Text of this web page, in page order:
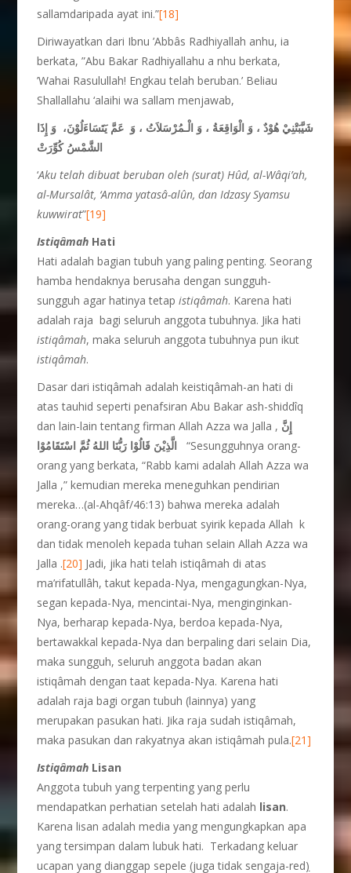
sallamdaripada ayat ini.”[18]
Diriwayatkan dari Ibnu ’Abbâs Radhiyallah anhu, ia
berkata, ”Abu Bakar Radhiyallahu a nhu berkata,
’Wahai Rasulullah! Engkau telah beruban.’ Beliau
Shallallahu ‘alaihi wa sallam menjawab,
شَيَّبَتْنِيْ هُوْدٌ ، وَ الْوَاقِعَةُ ، وَ الْـمُرْسَلاَتُ ، وَ عَمَّ يَتَسَاءَلُوْنَ، وَ إِذَا
الشَّمْسُ كُوِّرَتْ
‘Aku telah dibuat beruban oleh (surat) Hûd, al-Wâqi’ah,
al-Mursalât, ‘Amma yatasâ-alûn, dan Idzasy Syamsu
kuwwirat”[19]
Istiqâmah Hati
Hati adalah bagian tubuh yang paling penting. Seorang
hamba hendaknya berusaha dengan sungguh-
sungguh agar hatinya tetapistiqâmah. Karena hati
adalah raja bagi seluruh anggota tubuhnya. Jika hati
istiqâmah, maka seluruh anggota tubuhnya pun ikut
istiqâmah.
Dasar dari istiqâmah adalah keistiqâmah-an hati di
atas tauhid seperti penafsiran Abu Bakar ash-shiddîq
dan lain-lain tentang firman Allah Azza wa Jalla , إِنَّ
الَّذِيْنَ قَالُوْا رَبُّنَا اللهُ ثُمَّ اسْتَقَامُوْا “Sesungguhnya orang-
orang yang berkata, “Rabb kami adalah Allah Azza wa
Jalla ,” kemudian mereka meneguhkan pendirian
mereka…(al-Ahqâf/46:13) bahwa mereka adalah
orang-orang yang tidak berbuat syirik kepada Allah k
dan tidak menoleh kepada tuhan selain Allah Azza wa
Jalla .[20] Jadi, jika hati telah istiqâmah di atas
ma’rifatullâh, takut kepada-Nya, mengagungkan-Nya,
segan kepada-Nya, mencintai-Nya, menginginkan-
Nya, berharap kepada-Nya, berdoa kepada-Nya,
bertawakkal kepada-Nya dan berpaling dari selain Dia,
maka sungguh, seluruh anggota badan akan
istiqâmah dengan taat kepada-Nya. Karena hati
adalah raja bagi organ tubuh (lainnya) yang
merupakan pasukan hati. Jika raja sudah istiqâmah,
maka pasukan dan rakyatnya akan istiqâmah pula.[21]
Istiqâmah Lisan
Anggota tubuh yang terpenting yang perlu
mendapatkan perhatian setelah hati adalah lisan.
Karena lisan adalah media yang mengungkapkan apa
yang tersimpan dalam lubuk hati. Terkadang keluar
ucapan yang dianggap sepele (juga tidak sengaja-red)